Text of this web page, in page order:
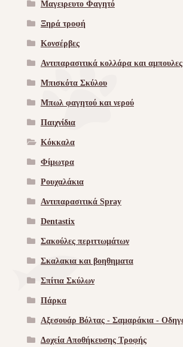
Μαγειρευτο Φαγητό
Ξηρά τροφή
Κονσέρβες
Αντιπαρασιτικά κολλάρα και αμπουλες
Μπισκότα Σκύλου
Μπωλ φαγητού και νερού
Παιχνίδια
Κόκκαλα
Φίμωτρα
Ρουχαλάκια
Αντιπαρασιτικά Spray
Dentastix
Σακούλες περιττωμάτων
Σκαλακια και βοηθηματα
Σπίτια Σκύλων
Πάρκα
Αξεσουάρ Βόλτας - Σαμαράκια -
Δοχεία Αποθήκευσης Τροφής